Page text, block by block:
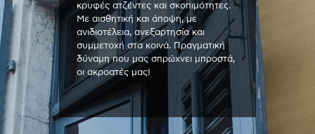
κρυφές ατζέντες και σκοπιμότητες.
Με αισθητική και άποψη, με
ανιδιοτέλεια, ανεξαρτησία και
συμμετοχή στα κοινά. Πραγματική
δύναμη που μας σπρώχνει μπροστά,
οι ακροατές μας!